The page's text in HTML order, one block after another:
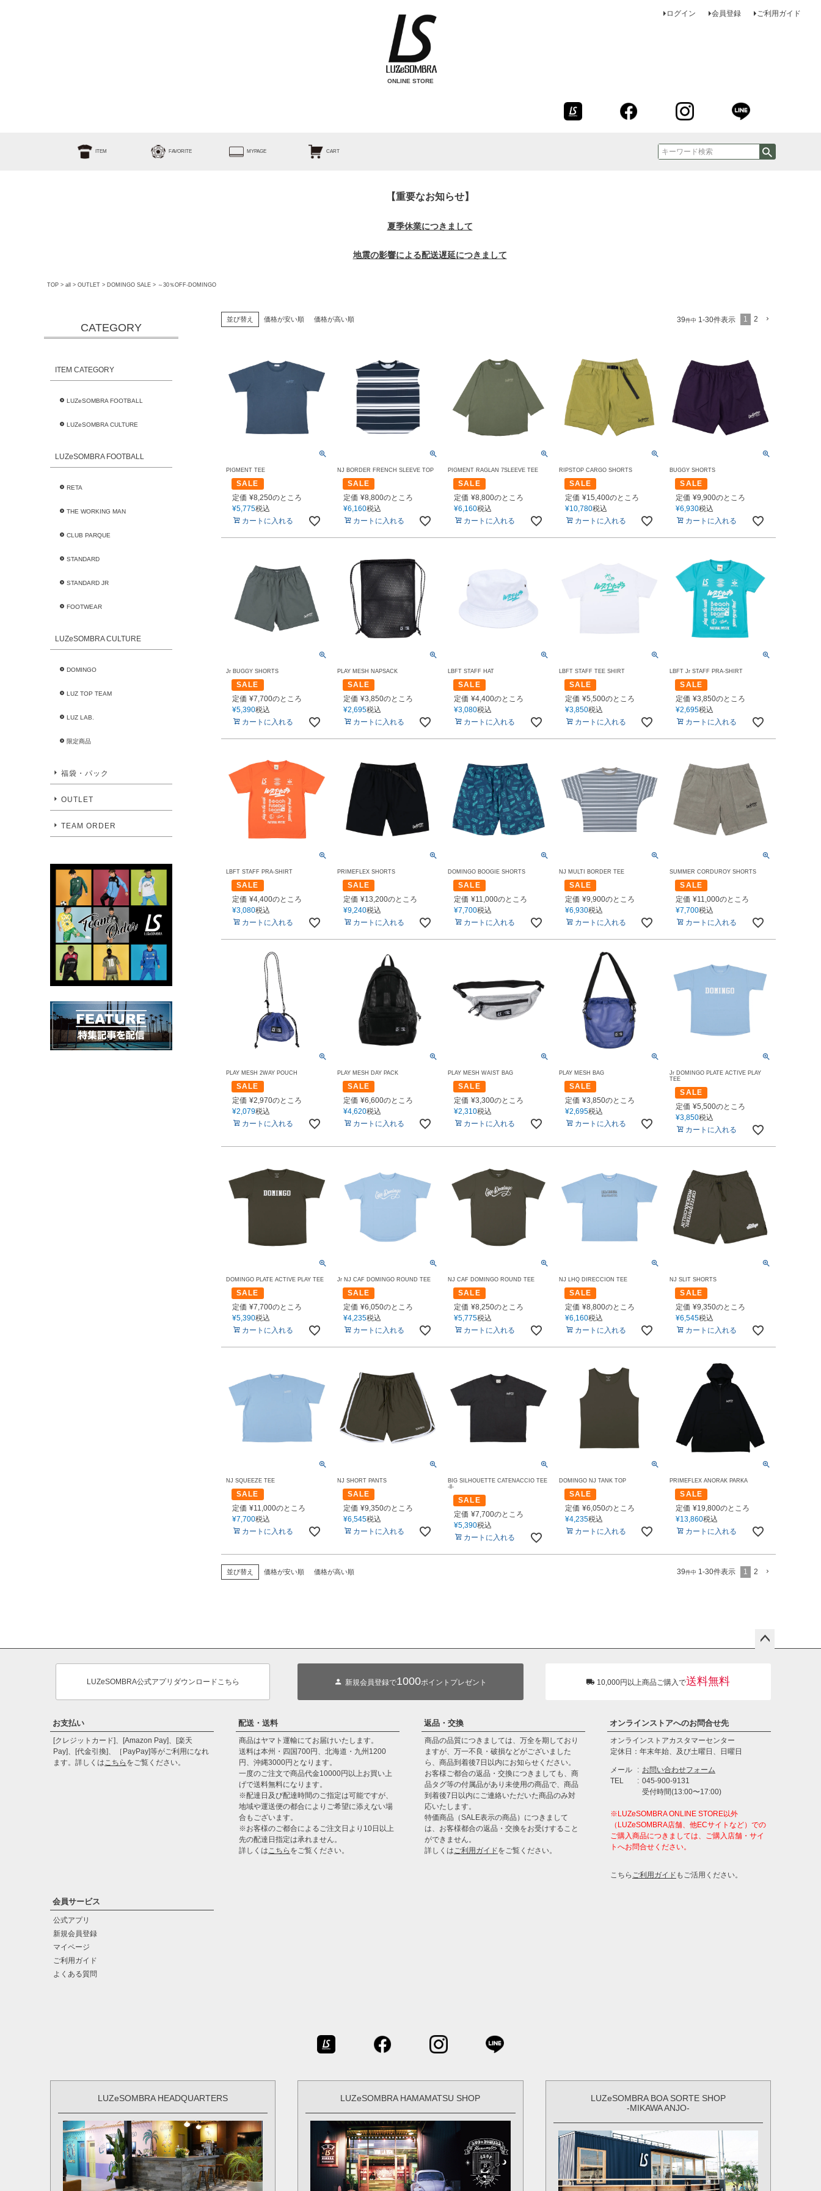
ONLINE STORE
ログイン 会員登録 ご利用ガイド
ITEM FAVORITE MYPAGE CART
【重要なお知らせ】
夏季休業につきまして
地震の影響による配送遅延につきまして
TOP all OUTLET DOMINGO SALE ～30％OFF-DOMINGO
CATEGORY
ITEM CATEGORY
LUZeSOMBRA FOOTBALL
LUZeSOMBRA CULTURE
LUZeSOMBRA FOOTBALL
RETA
THE WORKING MAN
CLUB PARQUE
STANDARD
STANDARD JR
FOOTWEAR
LUZeSOMBRA CULTURE
DOMINGO
LUZ TOP TEAM
LUZ LAB.
限定商品
福袋・パック
OUTLET
TEAM ORDER
並び替え 価格が安い順 価格が高い順 39件中 1-30件表示 1 2
PIGMENT TEE
SALE
定価 ¥8,250のところ
¥5,775税込
カートに入れる
NJ BORDER FRENCH SLEEVE TOP
SALE
定価 ¥8,800のところ
¥6,160税込
カートに入れる
PIGMENT RAGLAN 7SLEEVE TEE
SALE
定価 ¥8,800のところ
¥6,160税込
カートに入れる
RIPSTOP CARGO SHORTS
SALE
定価 ¥15,400のところ
¥10,780税込
カートに入れる
BUGGY SHORTS
SALE
定価 ¥9,900のところ
¥6,930税込
カートに入れる
Jr BUGGY SHORTS
SALE
定価 ¥7,700のところ
¥5,390税込
カートに入れる
PLAY MESH NAPSACK
SALE
定価 ¥3,850のところ
¥2,695税込
カートに入れる
LBFT STAFF HAT
SALE
定価 ¥4,400のところ
¥3,080税込
カートに入れる
LBFT STAFF TEE SHIRT
SALE
定価 ¥5,500のところ
¥3,850税込
カートに入れる
LBFT Jr STAFF PRA-SHIRT
SALE
定価 ¥3,850のところ
¥2,695税込
カートに入れる
LBFT STAFF PRA-SHIRT
SALE
定価 ¥4,400のところ
¥3,080税込
カートに入れる
PRIMEFLEX SHORTS
SALE
定価 ¥13,200のところ
¥9,240税込
カートに入れる
DOMINGO BOOGIE SHORTS
SALE
定価 ¥11,000のところ
¥7,700税込
カートに入れる
NJ MULTI BORDER TEE
SALE
定価 ¥9,900のところ
¥6,930税込
カートに入れる
SUMMER CORDUROY SHORTS
SALE
定価 ¥11,000のところ
¥7,700税込
カートに入れる
PLAY MESH 2WAY POUCH
SALE
定価 ¥2,970のところ
¥2,079税込
カートに入れる
PLAY MESH DAY PACK
SALE
定価 ¥6,600のところ
¥4,620税込
カートに入れる
PLAY MESH WAIST BAG
SALE
定価 ¥3,300のところ
¥2,310税込
カートに入れる
PLAY MESH BAG
SALE
定価 ¥3,850のところ
¥2,695税込
カートに入れる
Jr DOMINGO PLATE ACTIVE PLAY
TEE
SALE
定価 ¥5,500のところ
¥3,850税込
カートに入れる
DOMINGO PLATE ACTIVE PLAY TEE
SALE
定価 ¥7,700のところ
¥5,390税込
カートに入れる
Jr NJ CAF DOMINGO ROUND TEE
SALE
定価 ¥6,050のところ
¥4,235税込
カートに入れる
NJ CAF DOMINGO ROUND TEE
SALE
定価 ¥8,250のところ
¥5,775税込
カートに入れる
NJ LHQ DIRECCION TEE
SALE
定価 ¥8,800のところ
¥6,160税込
カートに入れる
NJ SLIT SHORTS
SALE
定価 ¥9,350のところ
¥6,545税込
カートに入れる
NJ SQUEEZE TEE
SALE
定価 ¥11,000のところ
¥7,700税込
カートに入れる
NJ SHORT PANTS
SALE
定価 ¥9,350のところ
¥6,545税込
カートに入れる
BIG SILHOUETTE CATENACCIO TEE
-ll-
SALE
定価 ¥7,700のところ
¥5,390税込
カートに入れる
DOMINGO NJ TANK TOP
SALE
定価 ¥6,050のところ
¥4,235税込
カートに入れる
PRIMEFLEX ANORAK PARKA
SALE
定価 ¥19,800のところ
¥13,860税込
カートに入れる
並び替え 価格が安い順 価格が高い順 39件中 1-30件表示 1 2
LUZeSOMBRA公式アプリダウンロードこちら 新規会員登録で1000ポイントプレゼント 10,000円以上商品ご購入で送料無料
お支払い
[クレジットカード]、[Amazon Pay]、[楽天
Pay]、[代金引換]、［PayPay]等がご利用になれ
ます。詳しくはこちら をご覧ください。
配送・送料
商品はヤマト運輸にてお届けいたします。
送料は本州・四国700円、北海道・九州1200
円、沖縄3000円となります。
一度のご注文で商品代金10000円以上お買い上
げで送料無料になります。
※配達日及び配達時間のご指定は可能ですが、
地域や運送便の都合によりご希望に添えない場
合もございます。
※お客様のご都合によるご注文日より10日以上
先の配達日指定は承れません。
詳しくはこちら をご覧ください。
返品・交換
商品の品質につきましては、万全を期しており
ますが、万一不良・破損などがございました
ら、商品到着後7日以内にお知らせください。
お客様ご都合の返品・交換につきましても、商
品タグ等の付属品があり未使用の商品で、商品
到着後7日以内にご連絡いただいた商品のみ対
応いたします。
特価商品（SALE表示の商品）につきまして
は、お客様都合の返品・交換をお受けすること
ができません。
詳しくはご利用ガイドをご覧ください。
オンラインストアへのお問合せ先
オンラインストアカスタマーセンター
定休日：年末年始、及び土曜日、日曜日
メール
お問い合わせフォーム
TEL
045-900-9131
受付時間(13:00〜17:00)
※LUZeSOMBRA ONLINE STORE以外
（LUZeSOMBRA店舗、他ECサイトなど）での
ご購入商品につきましては、ご購入店舗・サイ
トへお問合せください。
こちら ご利用ガイド もご活用ください。
会員サービス
公式アプリ
新規会員登録
マイページ
ご利用ガイド
よくある質問
LUZeSOMBRA HEADQUARTERS LUZeSOMBRA HAMAMATSU SHOP
LUZeSOMBRA BOA SORTE SHOP
-MIKAWA ANJO-